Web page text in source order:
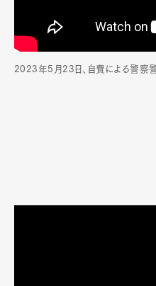
2023年5月23日、自費による警察